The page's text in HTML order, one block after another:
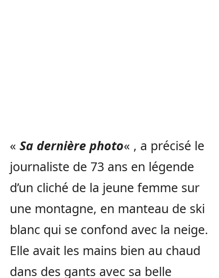
« Sa dernière photo« , a précisé le
journaliste de 73 ans en légende
d’un cliché de la jeune femme sur
une montagne, en manteau de ski
blanc qui se confond avec la neige.
Elle avait les mains bien au chaud
dans des gants avec sa belle